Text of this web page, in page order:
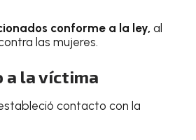
conforme a la ley, al
las mujeres.
a la víctima
contacto con la